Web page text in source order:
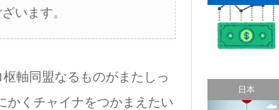
います。
軸同盟なるものがまたしっ
かくチャイナをつかまえたい
日本